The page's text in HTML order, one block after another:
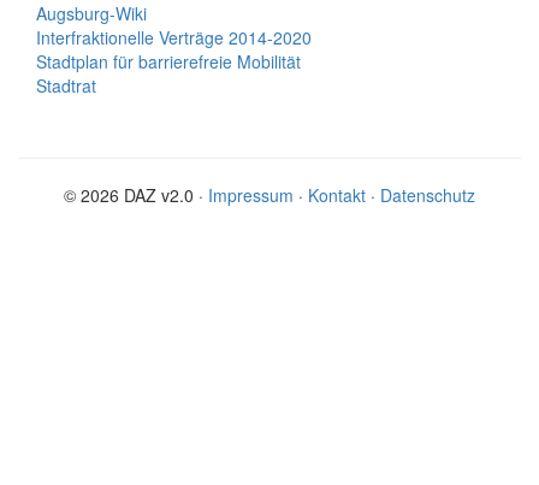
Augsburg-Wiki
Interfraktionelle Verträge 2014-2020
Stadtplan für barrierefreie Mobilität
Stadtrat
© 2026 DAZ v2.0 · Impressum · Kontakt · Datenschutz